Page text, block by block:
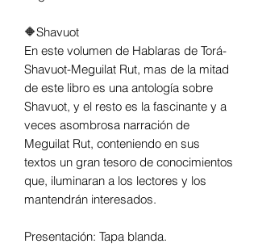
🔶Shavuot
En este volumen de Hablaras de Torá-
Shavuot-Meguilat Rut, mas de la mitad
de este libro es una antología sobre
Shavuot, y el resto es la fascinante y a
veces asombrosa narración de
Meguilat Rut, conteniendo en sus
textos un gran tesoro de conocimientos
que, iluminaran a los lectores y los
mantendrán interesados.
Presentación: Tapa blanda.